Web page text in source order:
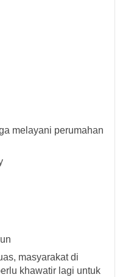
melayani perumahan
masyarakat di
khawatir lagi untuk